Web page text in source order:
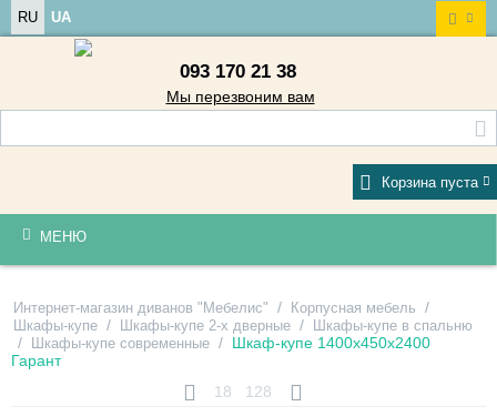
RU UA
093 170 21 38
Мы перезвоним вам
Корзина пуста
МЕНЮ
Интернет-магазин диванов "Мебелис" / Корпусная мебель /
Шкафы-купе / Шкафы-купе 2-х дверные / Шкафы-купе в спальню
/ Шкафы-купе современные / Шкаф-купе 1400х450х2400
Гарант
18
128